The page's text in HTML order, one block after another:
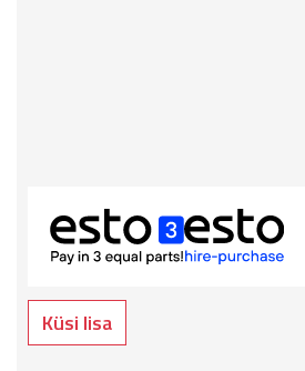
Küsi lisa